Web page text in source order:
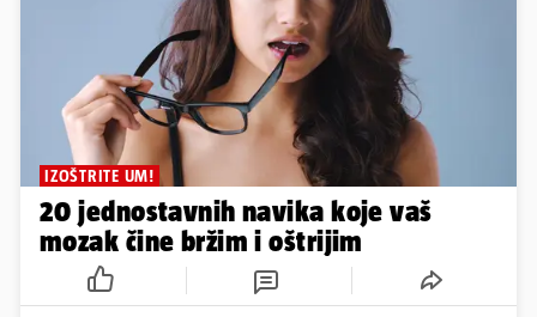
IZOŠTRITE UM!
20 jednostavnih navika koje vaš
mozak čine bržim i oštrijim